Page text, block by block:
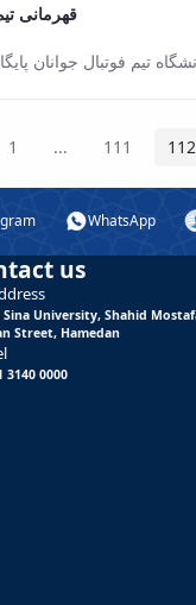
قهرمانی
of this content.
تیم فوتبال
Page
1 ...Intermediate
Page
111 112
WhatsApp
us
Sina University, Shahid
Street, Hamedan
3140 0000